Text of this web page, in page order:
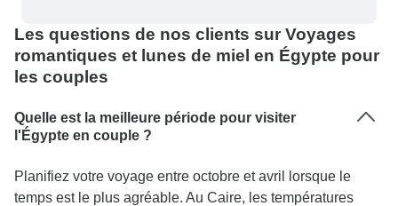
problème, et il a été réactif et clair dans sa
communication (à une exception près, car je
n'étais pas préparée pour mon excursion de 6
heures en safari sans sac à lunch). Nos deux
guides, Soheila Fuad et Ahmed Kassem, ont fait
preuve d'une compétence exceptionnelle dans la
connaissances approfondies de la riche histoire
de l'Égypte ont grandement amélioré l'expérience
Les questions de nos clients sur Voyages
romantiques et lunes de miel en Égypte pour
les couples
Quelle est la meilleure période pour visiter
l'Égypte en couple ?
Planifiez votre voyage entre octobre et avril lorsque le
temps est le plus agréable. Au Caire, les températures